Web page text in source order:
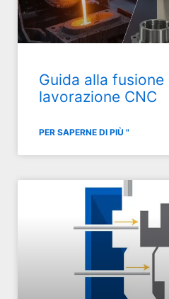
Guida alla
lavorazione CNC
PER SAPERNE DI PIÙ "